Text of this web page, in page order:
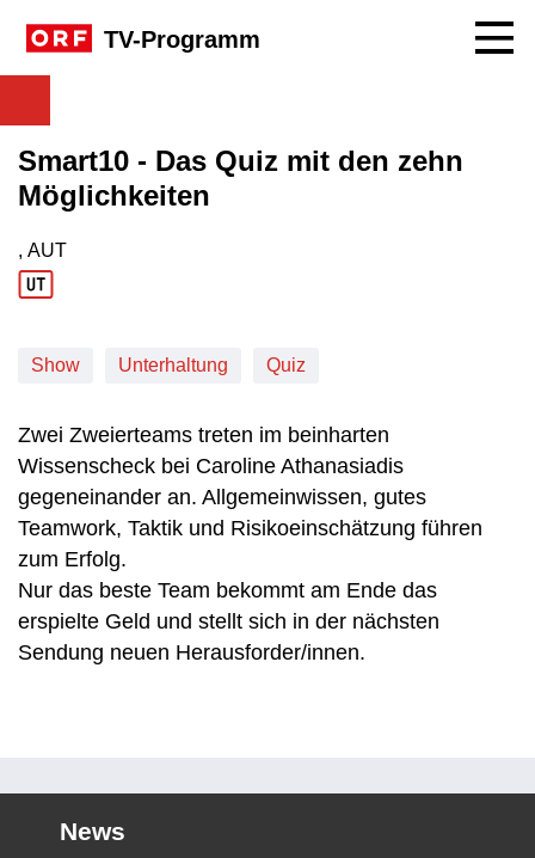
TV-Programm
Smart10 - Das Quiz mit den zehn
Möglichkeiten
Produktionsland: AUT
, AUT
Show Unterhaltung Quiz
Zwei Zweierteams treten im beinharten
Wissenscheck bei Caroline Athanasiadis
gegeneinander an. Allgemeinwissen, gutes
Teamwork, Taktik und Risikoeinschätzung führen
zum Erfolg.
Nur das beste Team bekommt am Ende das
erspielte Geld und stellt sich in der nächsten
Sendung neuen Herausforder/innen.
News